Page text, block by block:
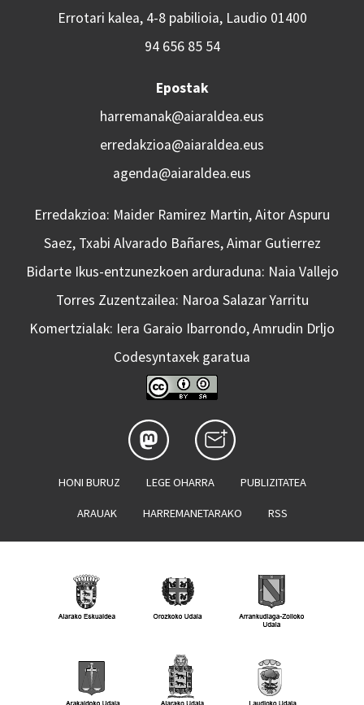
Errotari kalea, 4-8 pabilioia, Laudio 01400
94 656 85 54
Epostak
harremanak@aiaraldea.eus
erredakzioa@aiaraldea.eus
agenda@aiaraldea.eus
Erredakzioa: Maider Ramirez Martin, Aitor Aspuru
Saez, Txabi Alvarado Bañares, Aimar Gutierrez
Bidarte Ikus-entzunezkoen arduraduna: Naia Vallejo
Torres Zuzentzailea: Naroa Salazar Yarritu
Komertzialak: Iera Garaio Ibarrondo, Amrudin Drljo
Codesyntaxek garatua
HONI BURUZ LEGE OHARRA PUBLIZITATEA
ARAUAK HARREMANETARAKO RSS